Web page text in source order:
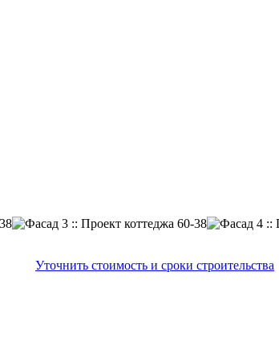
Уточнить стоимость и сроки строительства